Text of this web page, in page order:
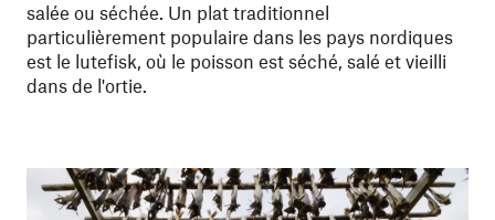
salée ou séchée. Un plat traditionnel
particulièrement populaire dans les pays nordiques
est le lutefisk, où le poisson est séché, salé et vieilli
dans de l'ortie.